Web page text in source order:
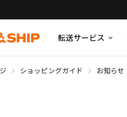
転送サービス
ショッピングガイド お知らせ